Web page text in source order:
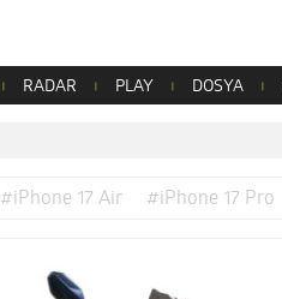
RADAR PLAY DOSYA
#iPhone 17 Air #iPhone 17 Pro